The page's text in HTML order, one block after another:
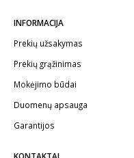
INFORMACIJA
Prekių užsakymas
Prekių grąžinimas
Mokėjimo būdai
Duomenų apsauga
Garantijos